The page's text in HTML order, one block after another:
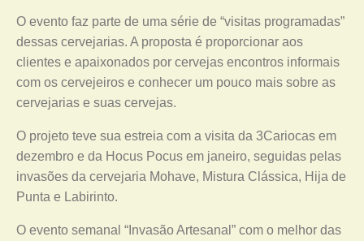
O evento faz parte de uma série de “visitas programadas”
dessas cervejarias. A proposta é proporcionar aos
clientes e apaixonados por cervejas encontros informais
com os cervejeiros e conhecer um pouco mais sobre as
cervejarias e suas cervejas.
O projeto teve sua estreia com a visita da 3Cariocas em
dezembro e da Hocus Pocus em janeiro, seguidas pelas
invasões da cervejaria Mohave, Mistura Clássica, Hija de
Punta e Labirinto.
O evento semanal “Invasão Artesanal” com o melhor das